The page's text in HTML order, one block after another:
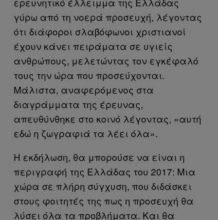
γύρω από τη νοερά προσευχή, λέγοντας
ότι διάφοροι σλαβόφωνοι χριστιανοί
έχουν κάνει πειράματα σε υγιείς
ανθρώπους, μελετώντας τον εγκέφαλό
τους την ώρα που προσεύχονται.
Μάλιστα, αναφερόμενος στα
διαγράμματα της έρευνας,
απευθύνθηκε στο κοινό λέγοντας, «αυτή
εδώ η ζωγραφιά τα λέει όλα».
Η εκδήλωση, θα μπορούσε να είναι η
περιγραφή της Ελλάδας του 2017: Μια
χώρα σε πλήρη σύγχυση, που διδάσκει
στους φοιτητές της πως η προσευχή θα
λύσει όλα τα προβλήματα. Και θα